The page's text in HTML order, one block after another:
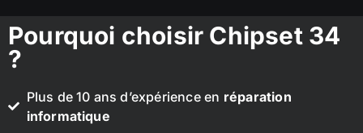
Pourquoi choisir Chipset 34
?
Plus de 10 ans d’expérience en réparation
informatique